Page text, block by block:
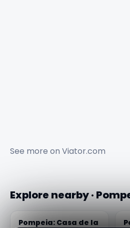
See more on Viator.com
Explore nearby ·
Pompeia: Casa de la